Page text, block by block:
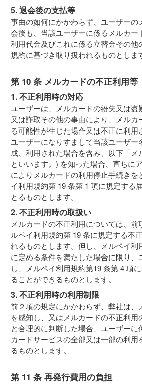
5. 退会後の支払等
事由の如何にかかわらず、ユーザーの
会後も、当該ユーザーに係るメルカー
利用代金及びこれに係る立替金その他
規約に基づき取り扱われるものとしま
第 10 条 メルカードの不正利用等
1. 不正利用時の対応
ユーザーは、メルカードの紛失又は盗
又は詐取その他の事由により、メル
る可能性が生じた場合又は不正に利
ユーザーになりすまして当該ユーザー
成、利用された場合を含み、以下「メ
といいます。) を知った場合、直ちに
によりメルカードの利用停止手続き
イ利用規約第 19 条第 1 項に規定する
とるものとします。
2. 不正利用時の取扱い
メルカードの不正利用については、前
ルペイ利用規約第 19 条に規定する不
れるものとします。但し、メルペイ利
に定める条件を満たした場合に限り
し、メルペイ利用規約第19 条第 4 項
ることができるものとします。
3. 不正利用時の利用制限
前２項の規定にかかわらず、弊社は、
を感知し、又はメルカードの不正利
と合理的に判断した場合、ユーザー
カードサービスの全部又は一部の利用
るものとします。
第 11 条 再発行費用の負担